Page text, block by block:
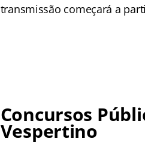
transmissão começará a
Concursos
Vespertino